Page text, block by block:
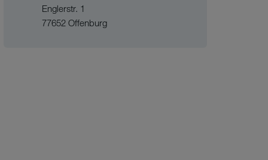
Englerstr. 1
77652 Offenburg